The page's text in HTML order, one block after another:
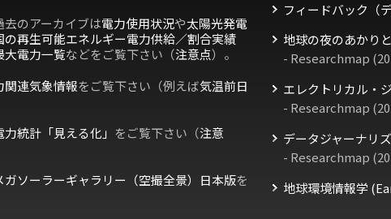
のアーカイブは電力使用状況や太陽光発電
の再生可能エネルギー電力供給／割合実績
大電力一覧などをご覧下さい（注意点）。
関連気象情報をご覧下さい（例えば気温前日
力統計「見える化」 をご覧下さい（注意
ガソーラーギャラリー（空撮全景）日本版を
フィードバック（
地球の夜のあかり
- Researchmap
エレクトリカル・
- Researchmap
データジャーナリ
- Researchmap
地球環境情報学